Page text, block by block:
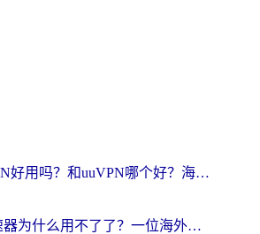
MalusVPN好用吗？和uuVPN哪个好？海外党无缝访问国内资源的真实对比与选择指南
归雁加速器为什么用不了了？一位海外游子的真实困惑与技术解答